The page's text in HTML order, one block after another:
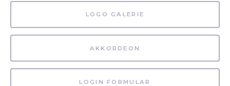
LOGO GALERIE
AKKORDEON
LOGIN FORMULAR